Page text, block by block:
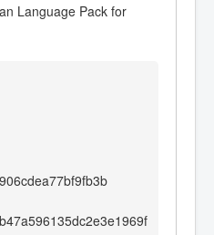
Language Pack for